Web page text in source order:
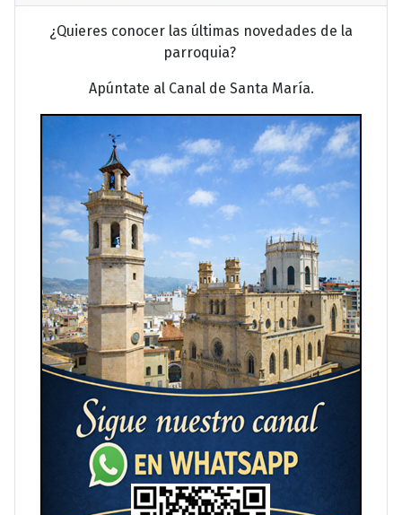
¿Quieres conocer las últimas novedades de la
parroquia?
Apúntate al Canal de Santa María.